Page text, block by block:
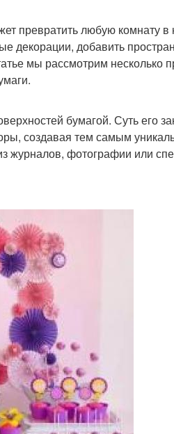
превратить любую комнату в
декорации, добавить
мы рассмотрим несколько
бумагой. Суть его
создавая тем самым
журналов, фотографии или